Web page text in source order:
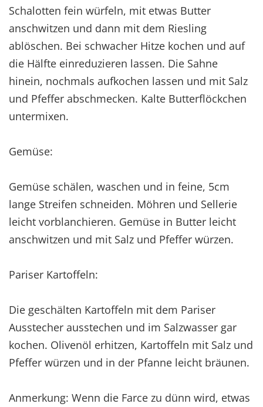
Schalotten fein würfeln, mit etwas Butter
anschwitzen und dann mit dem Riesling
ablöschen. Bei schwacher Hitze kochen und auf
die Hälfte einreduzieren lassen. Die Sahne
hinein, nochmals aufkochen lassen und mit Salz
und Pfeffer abschmecken. Kalte Butterflöckchen
untermixen.
Gemüse:
Gemüse schälen, waschen und in feine, 5cm
lange Streifen schneiden. Möhren und Sellerie
leicht vorblanchieren. Gemüse in Butter leicht
anschwitzen und mit Salz und Pfeffer würzen.
Pariser Kartoffeln:
Die geschälten Kartoffeln mit dem Pariser
Ausstecher ausstechen und im Salzwasser gar
kochen. Olivenöl erhitzen, Kartoffeln mit Salz und
Pfeffer würzen und in der Pfanne leicht bräunen.
Anmerkung: Wenn die Farce zu dünn wird, etwas